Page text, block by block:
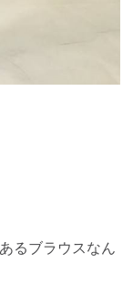
るブラウスなん